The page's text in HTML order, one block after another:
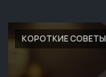
КОРОТКИЕ СОВЕТЫ